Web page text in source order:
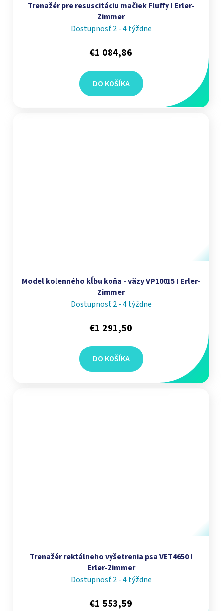
Trenažér pre resuscitáciu mačiek Fluffy I Erler-
Zimmer
Dostupnosť 2 - 4 týždne
€1 084,86
DO KOŠÍKA
Model kolenného kĺbu koňa - väzy VP10015 I Erler-
Zimmer
Dostupnosť 2 - 4 týždne
€1 291,50
DO KOŠÍKA
Trenažér rektálneho vyšetrenia psa VET4650 I
Erler-Zimmer
Dostupnosť 2 - 4 týždne
€1 553,59